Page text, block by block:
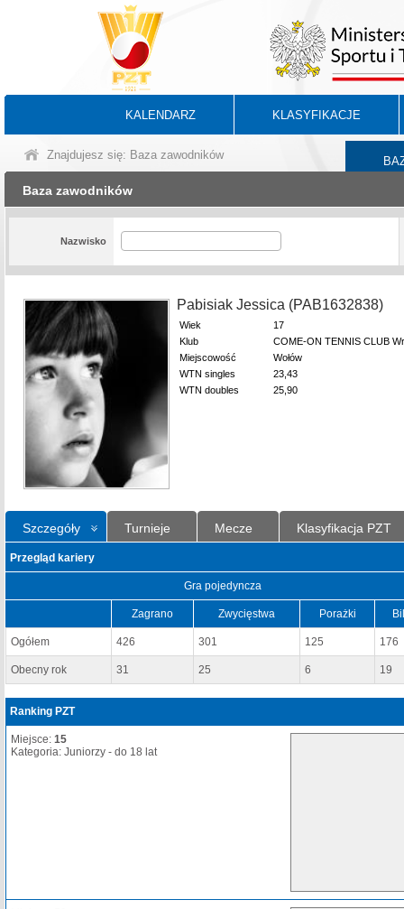
KALENDARZ KLASYFIKACJE
Znajdujesz się: Baza zawodników
Baza zawodników
Nazwisko
Pabisiak Jessica (PAB1632838)
Wiek
17
Klub
COME-ON TENNIS CLUB
Miejscowość
Wołów
WTN singles
23,43
WTN doubles
25,90
Szczegóły Turnieje Mecze Klasyfikacja PZT
Przegląd kariery
Gra pojedyncza
Zagrano Zwycięstwa Porażki
Ogółem 426 301 125 176
Obecny rok 31 25 6 19
Ranking PZT
Miejsce: 15
Kategoria: Juniorzy - do 18 lat